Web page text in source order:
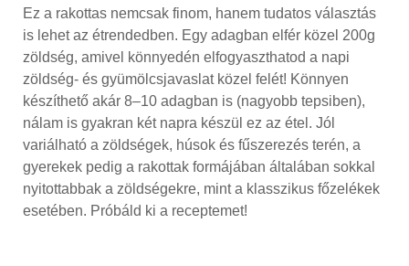
Ez a rakottas nemcsak finom, hanem tudatos választás
is lehet az étrendedben. Egy adagban elfér közel 200g
zöldség, amivel könnyedén elfogyaszthatod a napi
zöldség- és gyümölcsjavaslat közel felét! Könnyen
készíthető akár 8–10 adagban is (nagyobb tepsiben),
nálam is gyakran két napra készül ez az étel. Jól
variálható a zöldségek, húsok és fűszerezés terén, a
gyerekek pedig a rakottak formájában általában sokkal
nyitottabbak a zöldségekre, mint a klasszikus főzelékek
esetében. Próbáld ki a receptemet!